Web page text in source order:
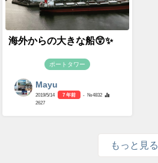
海外からの大きな船😲✨
ポートタワー
Mayu
2019/5/14 7 年前
- №4832
2627
もっと見る